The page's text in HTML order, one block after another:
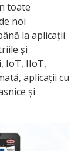
toate
noi
la aplicații
și
IoT, IIoT,
aplicații cu
și